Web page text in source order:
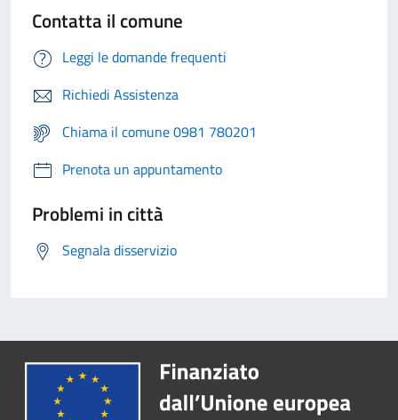
Contatta il comune
Leggi le domande frequenti
Richiedi Assistenza
Chiama il comune 0981 780201
Prenota un appuntamento
Problemi in città
Segnala disservizio